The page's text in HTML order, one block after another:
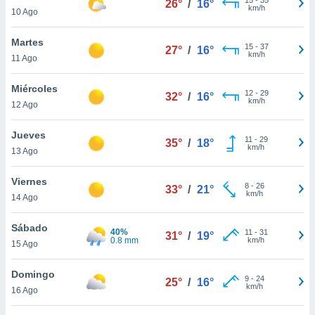
más
nuestra
y
de
disponible
cookies
aceptar
10 Ago
26° / 16°
km/h
Martes
11 Ago
27° / 16° 15- 37
km/h
Miércoles
12 Ago
32° / 16° 12- 29
km/h
Jueves
13 Ago
35° / 18° 11 - 29
km/h
Viernes
14 Ago
33° / 21° 8- 26
km/h
Sábado
15 Ago
40%
0.8 mm
31° / 19° 11 - 31
km/h
Domingo
16 Ago
25° / 16° 9- 24
km/h